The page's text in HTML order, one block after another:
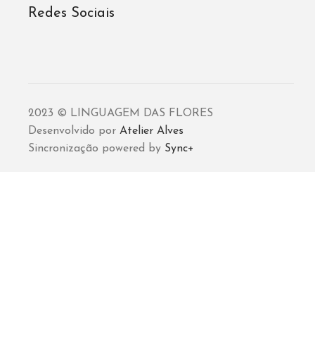
Redes Sociais
2023 © LINGUAGEM DAS FLORES
Desenvolvido por Atelier Alves
Sincronização powered by Sync+